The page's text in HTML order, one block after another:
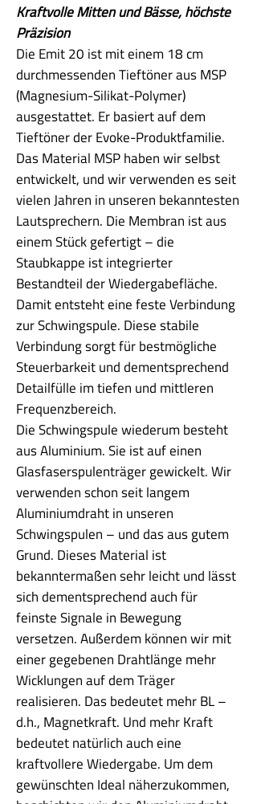
Kraftvolle Mitten und Bässe, höchste
Präzision
Die Emit 20 ist mit einem 18 cm
durchmessenden Tieftöner aus MSP
(Magnesium-Silikat-Polymer)
ausgestattet. Er basiert auf dem
Tieftöner der Evoke-Produktfamilie.
Das Material MSP haben wir selbst
entwickelt, und wir verwenden es seit
vielen Jahren in unseren bekanntesten
Lautsprechern. Die Membran ist aus
einem Stück gefertigt – die
Staubkappe ist integrierter
Bestandteil der Wiedergabefläche.
Damit entsteht eine feste Verbindung
zur Schwingspule. Diese stabile
Verbindung sorgt für bestmögliche
Steuerbarkeit und dementsprechend
Detailfülle im tiefen und mittleren
Frequenzbereich.
Die Schwingspule wiederum besteht
aus Aluminium. Sie ist auf einen
Glasfaserspulenträger gewickelt. Wir
verwenden schon seit langem
Aluminiumdraht in unseren
Schwingspulen – und das aus gutem
Grund. Dieses Material ist
bekanntermaßen sehr leicht und lässt
sich dementsprechend auch für
feinste Signale in Bewegung
versetzen. Außerdem können wir mit
einer gegebenen Drahtlänge mehr
Wicklungen auf dem Träger
realisieren. Das bedeutet mehr BL –
d.h., Magnetkraft. Und mehr Kraft
bedeutet natürlich auch eine
kraftvollere Wiedergabe. Um dem
gewünschten Ideal näherzukommen,